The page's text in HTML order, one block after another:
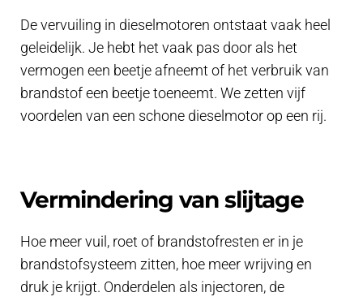
De vervuiling in dieselmotoren ontstaat vaak heel
geleidelijk. Je hebt het vaak pas door als het
vermogen een beetje afneemt of het verbruik van
brandstof een beetje toeneemt. We zetten vijf
voordelen van een schone dieselmotor op een rij.
Vermindering van slijtage
Hoe meer vuil, roet of brandstofresten er in je
brandstofsysteem zitten, hoe meer wrijving en
druk je krijgt. Onderdelen als injectoren, de